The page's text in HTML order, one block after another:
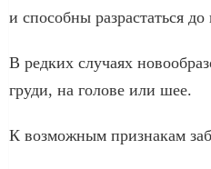
и способны разрастаться
В редких случаях
груди, на голове или шее.
К возможным признакам